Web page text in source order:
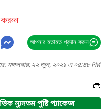
করুন
আপনার মতামত প্রদান করুন
মঙ্গলবার, ২২ জুন, ২০২১ এ ০৫:৪৮ PM
ন্যুনতম পুষ্টি প্যাকেজ